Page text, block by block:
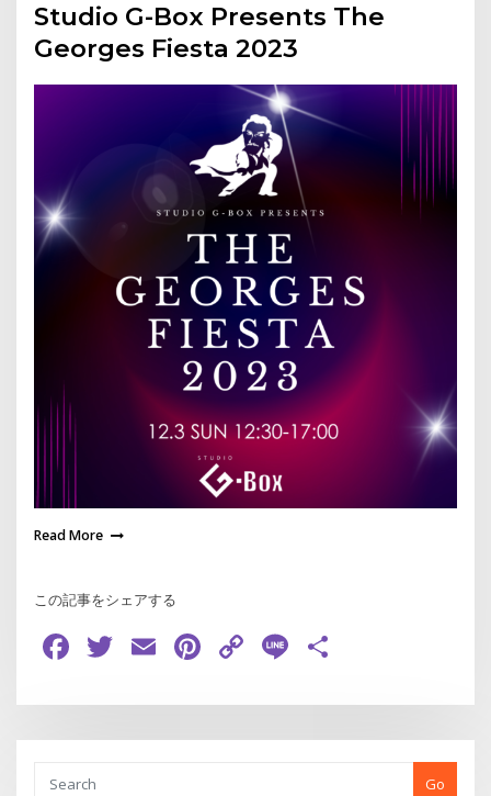
Studio G-Box Presents The
Georges Fiesta 2023
Read More
この記事をシェアする
Facebook
Twitter
EmailPinterest
Copy
Line
Go